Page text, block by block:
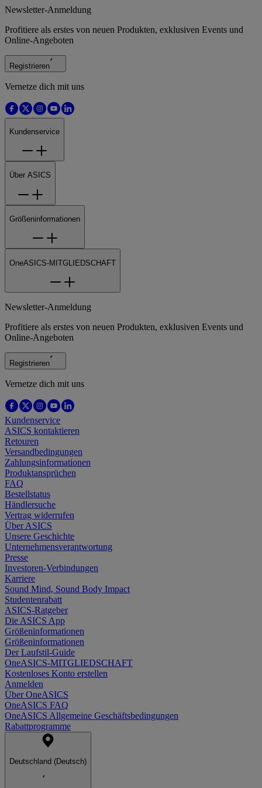
Newsletter-Anmeldung
Profitiere als erstes von neuen Produkten, exklusiven Events und
Online-Angeboten
Registrieren
Vernetze dich mit uns
Kundenservice
Über ASICS
Größeninformationen
OneASICS-MITGLIEDSCHAFT
Newsletter-Anmeldung
Profitiere als erstes von neuen Produkten, exklusiven Events und
Online-Angeboten
Registrieren
Vernetze dich mit uns
Kundenservice
ASICS kontaktieren
Retouren
Versandbedingungen
Zahlungsinformationen
Produktansprüchen
FAQ
Bestellstatus
Händlersuche
Vertrag widerrufen
Über ASICS
Unsere Geschichte
Unternehmensverantwortung
Presse
Investoren-Verbindungen
Karriere
Sound Mind, Sound Body Impact
Studentenrabatt
ASICS-Ratgeber
Die ASICS App
Größeninformationen
Größeninformationen
Der Laufstil-Guide
OneASICS-MITGLIEDSCHAFT
Kostenloses Konto erstellen
Anmelden
Über OneASICS
OneASICS FAQ
OneASICS Allgemeine Geschäftsbedingungen
Rabattprogramme
Deutschland (Deutsch)